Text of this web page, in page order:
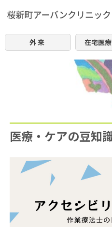
外来 在宅医
医療・ケアの豆知